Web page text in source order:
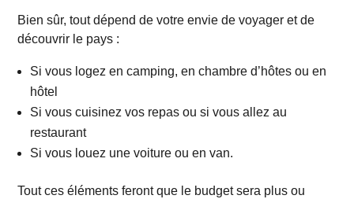
Bien sûr, tout dépend de votre envie de voyager et de
découvrir le pays :
Si vous logez en camping, en chambre d’hôtes ou en
hôtel
Si vous cuisinez vos repas ou si vous allez au
restaurant
Si vous louez une voiture ou en van.
Tout ces éléments feront que le budget sera plus ou